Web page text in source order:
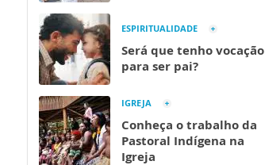
ESPIRITUALIDADE
Será que tenho vocação
para ser pai?
IGREJA
Conheça o trabalho da
Pastoral Indígena na
Igreja